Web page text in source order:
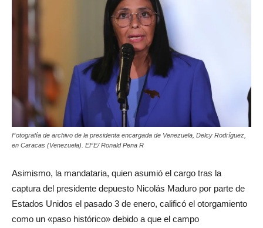
Fotografía de archivo de la presidenta encargada de Venezuela, Delcy Rodríguez,
en Caracas (Venezuela). EFE/ Ronald Pena R
Asimismo, la mandataria, quien asumió el cargo tras la
captura del presidente depuesto Nicolás Maduro por parte de
Estados Unidos el pasado 3 de enero, calificó el otorgamiento
como un «paso histórico» debido a que el campo